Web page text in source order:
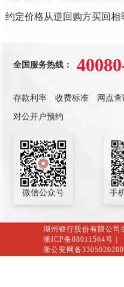
约定价格从逆回购方买回相
全国服务热线：
存款利率 收费标准 网点查
对公开户预约
微信公众号 手
湖州银行股份有限公司
浙ICP备08011564号 |
浙公安网备